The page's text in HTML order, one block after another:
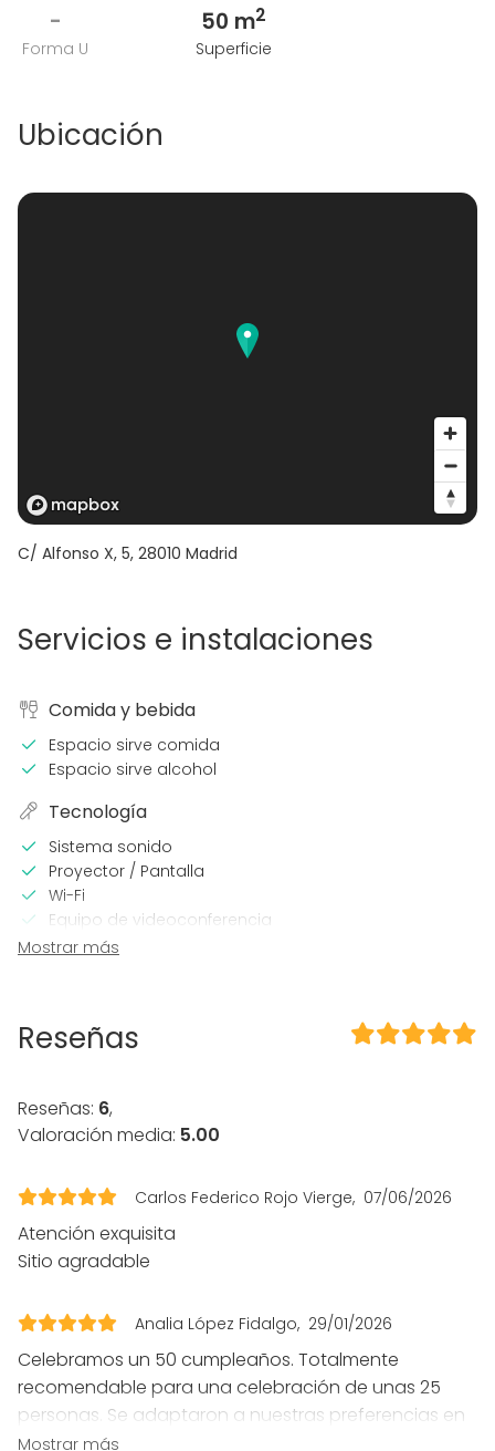
-
Forma U
50 m2
Superficie
Ubicación
C/ Alfonso X, 5, 28010 Madrid
Servicios e instalaciones
Comida y bebida
Espacio sirve comida
Espacio sirve alcohol
Tecnología
Sistema sonido
Proyector / Pantalla
Wi-Fi
Equipo de videoconferencia
Calefacción
Posibilidad de bailar
Accesible minusválidos
Zona para música en directo
Equipamiento
Vajilla
Mobiliario
Tipo de eventos
Fiesta
Boda
Cena / Comida
Reunión / Workshop
Conferencia / Formación
Mostrar más
Reseñas
Reseñas: 6,
Valoración media: 5.00
Carlos Federico Rojo Vierge 07/06/2026
Atención exquisita
Sitio agradable
Analia López Fidalgo 29/01/2026
Celebramos un 50 cumpleaños. Totalmente
recomendable para una celebración de unas 25
personas. Se adaptaron a nuestras preferencias en
todo lo posible, trato y amabilidad de Javier y
Mostrar más